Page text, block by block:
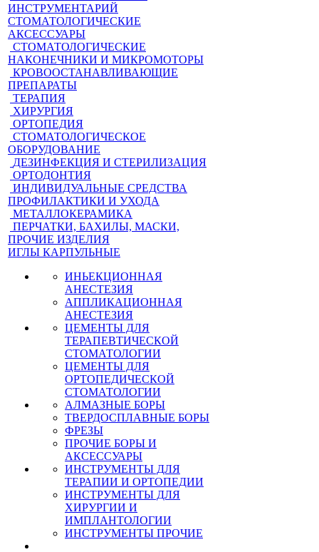
ИНСТРУМЕНТАРИЙ
СТОМАТОЛОГИЧЕСКИЕ
АКСЕССУАРЫ
СТОМАТОЛОГИЧЕСКИЕ
НАКОНЕЧНИКИ И МИКРОМОТОРЫ
КРОВООСТАНАВЛИВАЮЩИЕ
ПРЕПАРАТЫ
ТЕРАПИЯ
ХИРУРГИЯ
ОРТОПЕДИЯ
СТОМАТОЛОГИЧЕСКОЕ
ОБОРУДОВАНИЕ
ДЕЗИНФЕКЦИЯ И СТЕРИЛИЗАЦИЯ
ОРТОДОНТИЯ
ИНДИВИДУАЛЬНЫЕ СРЕДСТВА
ПРОФИЛАКТИКИ И УХОДА
МЕТАЛЛОКЕРАМИКА
ПЕРЧАТКИ, БАХИЛЫ, МАСКИ,
ПРОЧИЕ ИЗДЕЛИЯ
ИГЛЫ КАРПУЛЬНЫЕ
ИНЬЕКЦИОННАЯ
АНЕСТЕЗИЯ
АППЛИКАЦИОННАЯ
АНЕСТЕЗИЯ
ЦЕМЕНТЫ ДЛЯ
ТЕРАПЕВТИЧЕСКОЙ
СТОМАТОЛОГИИ
ЦЕМЕНТЫ ДЛЯ
ОРТОПЕДИЧЕСКОЙ
СТОМАТОЛОГИИ
АЛМАЗНЫЕ БОРЫ
ТВЕРДОСПЛАВНЫЕ БОРЫ
ФРЕЗЫ
ПРОЧИЕ БОРЫ И
АКСЕССУАРЫ
ИНСТРУМЕНТЫ ДЛЯ
ТЕРАПИИ И ОРТОПЕДИИ
ИНСТРУМЕНТЫ ДЛЯ
ХИРУРГИИ И
ИМПЛАНТОЛОГИИ
ИНСТРУМЕНТЫ ПРОЧИЕ